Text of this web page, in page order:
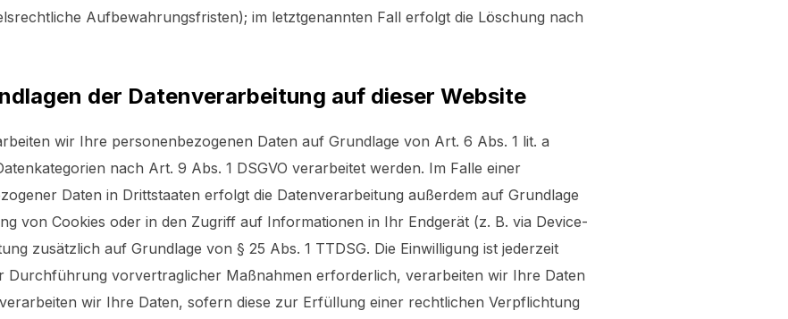
Aufbewahrungsfristen); im letztgenannten Fall erfolgt die Löschung nach
der Datenverarbeitung auf dieser Website
wir Ihre personenbezogenen Daten auf Grundlage von Art. 6 Abs. 1 lit. a
nach Art. 9 Abs. 1 DSGVO verarbeitet werden. Im Falle einer
Daten in Drittstaaten erfolgt die Datenverarbeitung außerdem auf Grundlage
von Cookies oder in den Zugriff auf Informationen in Ihr Endgerät (z. B. via Device-
zusätzlich auf Grundlage von § 25 Abs. 1 TTDSG. Die Einwilligung ist jederzeit
vorvertraglicher Maßnahmen erforderlich, verarbeiten wir Ihre Daten
wir Ihre Daten, sofern diese zur Erfüllung einer rechtlichen Verpflichtung